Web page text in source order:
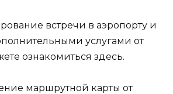
встречи в аэропорту и
услугами от
ознакомиться здесь.
маршрутной карты от